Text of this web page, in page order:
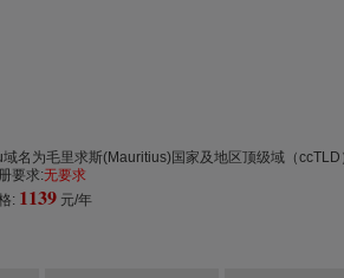
域名为毛里求斯(Mauritius)国家及地区顶级域（ccTLD
要求:无要求
: 1139 元/年